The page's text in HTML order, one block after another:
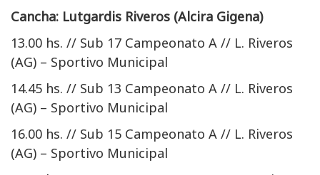
Cancha: Lutgardis Riveros (Alcira Gigena)
13.00 hs. // Sub 17 Campeonato A // L. Riveros
(AG) – Sportivo Municipal
14.45 hs. // Sub 13 Campeonato A // L. Riveros
(AG) – Sportivo Municipal
16.00 hs. // Sub 15 Campeonato A // L. Riveros
(AG) – Sportivo Municipal